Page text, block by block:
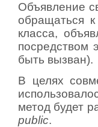
Объявление
обращаться
класса,
посредством
быть вызван).
В целях
метод будет
public.